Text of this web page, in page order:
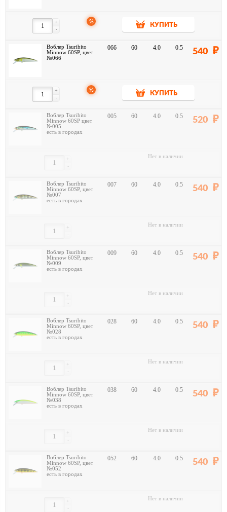
-
+ %
КУПИТЬ
Воблер Tsuribito
Minnow 60SP, цвет
№066
066 60 4.0 0.5 540
-
+ %
КУПИТЬ
Воблер Tsuribito
Minnow 60SP цвет
№005
есть в городах
005 60 4.0 0.5 520
-
+ Нет в наличии
Воблер Tsuribito
Minnow 60SP, цвет
№007
есть в городах
007 60 4.0 0.5 540
-
+ Нет в наличии
Воблер Tsuribito
Minnow 60SP, цвет
№009
есть в городах
009 60 4.0 0.5 540
-
+ Нет в наличии
Воблер Tsuribito
Minnow 60SP, цвет
№028
есть в городах
028 60 4.0 0.5 540
-
+ Нет в наличии
Воблер Tsuribito
Minnow 60SP, цвет
№038
есть в городах
038 60 4.0 0.5 540
-
+ Нет в наличии
Воблер Tsuribito
Minnow 60SP, цвет
№052
есть в городах
052 60 4.0 0.5 540
-
+ Нет в наличии